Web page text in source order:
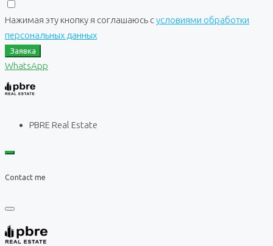
Нажимая эту кнопку я соглашаюсь сусловиями обработки
персональных данных
Заявка
WhatsApp
PBRE Real Estate
Contact me